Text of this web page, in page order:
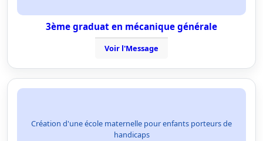
3ème graduat en mécanique générale
Voir l'Message
Création d'une école maternelle pour enfants porteurs de
handicaps